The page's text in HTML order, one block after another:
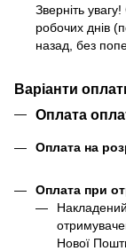
Зверніть
робочих днів
назад, без
Варіанти
Оплата
Оплата на
Оплата при
Нової